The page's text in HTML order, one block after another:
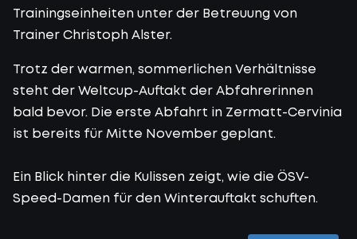
Trainingseinheiten unter der Betreuung von
Trainer Christoph Alster.
Trotz der warmen, sommerlichen Verhältnisse
steht der Weltcup-Auftakt der Abfahrerinnen
bald bevor. Die erste Abfahrt in Zermatt-Cervinia
ist bereits für Mitte November geplant.
Ein Blick hinter die Kulissen zeigt, wie die ÖSV-
Speed-Damen für den Winterauftakt schuften.